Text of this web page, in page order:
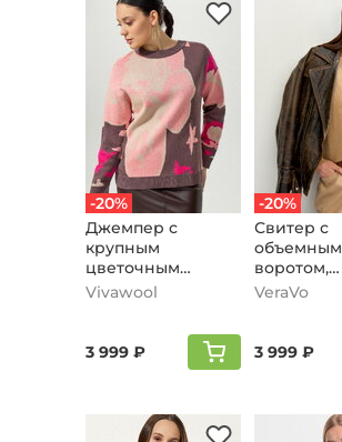
-20%
Джемпер с
крупным
цветочным
орнаментом,
Vivawool
3 999 ₽
-20%
Свитер с
объемным
воротом,
кофейный
VeraVo
3 999 ₽